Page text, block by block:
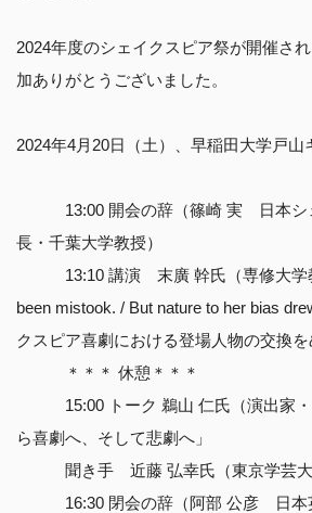
2024年度のシェイクスピア祭が開催さ
加ありがとうございました。
2024年4月20日（土）、早稲田大学戸山
13:00 開会の辞（篠崎 実 日本シ
長・千葉大学教授）
13:10 講演 末廣 幹氏（専修大学教
been mistook. / But nature to her bias
クスピア喜劇における登場人物の交換を
＊＊＊ 休憩＊＊＊
15:00 トーク 鵜山 仁氏（演出家・
ら喜劇へ、そして悲劇へ」
聞き手 近藤 弘幸氏（東京学芸大
16:30 閉会の辞（阿部 公彦 日本